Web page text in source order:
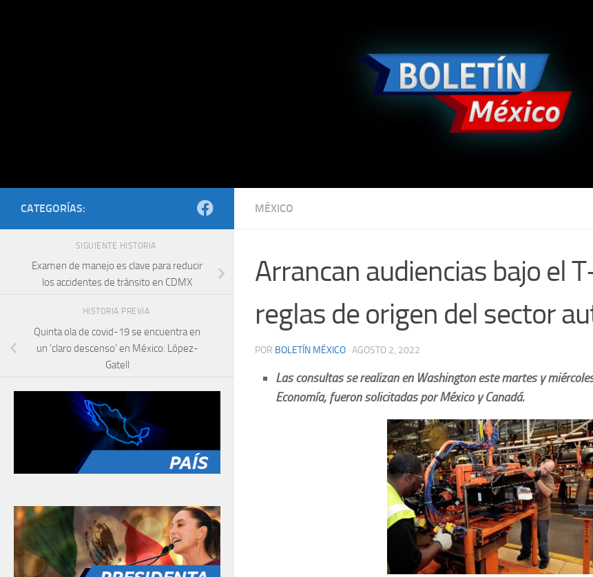
MÉXICO
Arrancan audiencias bajo el
reglas de origen del sector
POR BOLETÍN MÉXICO · AGOSTO 2, 2022
Las consultas se realizan en Washington este martes y
Economía; fueron solicitadas por México y Canadá.
CATEGORÍAS:
SIGUIENTE HISTORIA
Examen de manejo es clave para reducir
los accidentes de tránsito en CDMX
HISTORIA PREVIA
Quinta ola de covid-19 se encuentra en
un ‘claro descenso’ en México: López-
Gatell